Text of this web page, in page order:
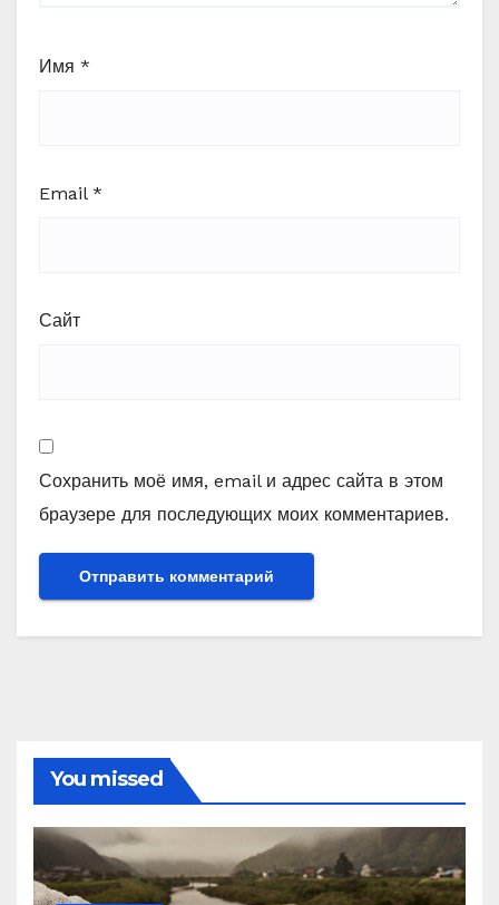
Имя *
Email *
Сайт
Сохранить моё имя, email и адрес сайта в этом
браузере для последующих моих комментариев.
You missed